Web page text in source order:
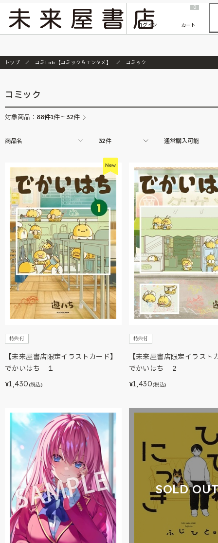
『ONE PIECE magazine 021 ONE PIECEカード付き同梱版』発売延期のご案内
ログイン
0
カート
トップ コミLab.【コミック＆エンタメ】 コミック
コミック
対象商品： 88件1件～32件
商品名 32件 通常購入可能
特典付
【未来屋書店限定イラストカード】
でかいはち １
¥1,430 (税込)
特典付
【未来屋書店限定イラスト
でかいはち ２
¥1,430(税込)
SOLD